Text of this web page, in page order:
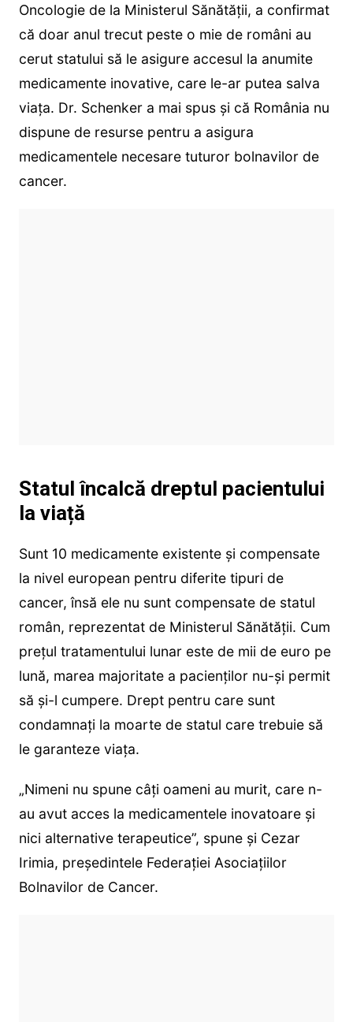
Oncologie de la Ministerul Sănătății, a confirmat
că doar anul trecut peste o mie de români au
cerut statului să le asigure accesul la anumite
medicamente inovative, care le-ar putea salva
viața. Dr. Schenker a mai spus și că România nu
dispune de resurse pentru a asigura
medicamentele necesare tuturor bolnavilor de
cancer.
Statul încalcă dreptul pacientului
la viață
Sunt 10 medicamente existente și compensate
la nivel european pentru diferite tipuri de
cancer, însă ele nu sunt compensate de statul
român, reprezentat de Ministerul Sănătății. Cum
prețul tratamentului lunar este de mii de euro pe
lună, marea majoritate a pacienților nu-și permit
să și-l cumpere. Drept pentru care sunt
condamnați la moarte de statul care trebuie să
le garanteze viața.
„Nimeni nu spune câți oameni au murit, care n-
au avut acces la medicamentele inovatoare și
nici alternative terapeutice”, spune și Cezar
Irimia, președintele Federației Asociațiilor
Bolnavilor de Cancer.